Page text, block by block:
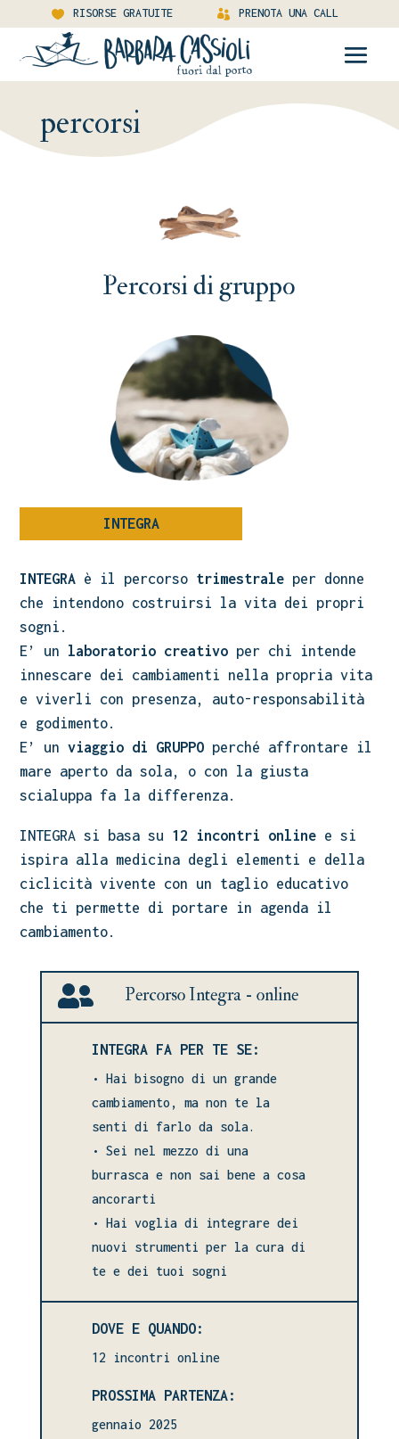
RISORSE GRATUITE PRENOTA UNA CALL
percorsi
Percorsi di gruppo
INTEGRA
INTEGRA è il percorso trimestrale per donne
che intendono costruirsi la vita dei propri
sogni.
E’ un laboratorio creativo per chi intende
innescare dei cambiamenti nella propria vita
e viverli con presenza, auto-responsabilità
e godimento.
E’ unviaggio di GRUPPO perché affrontare il
mare aperto da sola, o con la giusta
scialuppa fa la differenza.
INTEGRA si basa su 12 incontri online e si
ispira alla medicina degli elementi e della
ciclicità vivente con un taglio educativo
che ti permette di portare in agenda il
cambiamento.
 Percorso Integra - online
INTEGRA FA PER TE SE:
• Hai bisogno di un grande
cambiamento, ma non te la
senti di farlo da sola.
• Sei nel mezzo di una
burrasca e non sai bene a cosa
ancorarti
• Hai voglia di integrare dei
nuovi strumenti per la cura di
te e dei tuoi sogni
DOVE E QUANDO:
12 incontri online
PROSSIMA PARTENZA:
gennaio 2025